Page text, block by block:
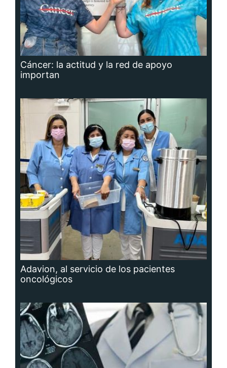
Cáncer: la actitud y la red de apoyo
importan
Adavion, al servicio de los pacientes
oncológicos